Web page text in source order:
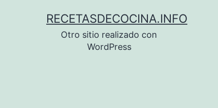
RECETASDECOCINA.INFO
Otro sitio realizado con
WordPress